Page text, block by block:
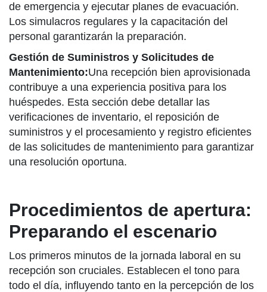
de emergencia y ejecutar planes de evacuación.
Los simulacros regulares y la capacitación del
personal garantizarán la preparación.
Gestión de Suministros y Solicitudes de
Mantenimiento:Una recepción bien aprovisionada
contribuye a una experiencia positiva para los
huéspedes. Esta sección debe detallar las
verificaciones de inventario, el reposición de
suministros y el procesamiento y registro eficientes
de las solicitudes de mantenimiento para garantizar
una resolución oportuna.
Procedimientos de apertura:
Preparando el escenario
Los primeros minutos de la jornada laboral en su
recepción son cruciales. Establecen el tono para
todo el día, influyendo tanto en la percepción de los